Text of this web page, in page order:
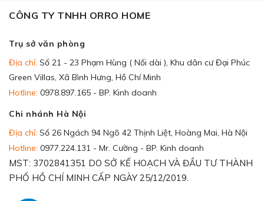
CÔNG TY TNHH ORRO HOME
Trụ sở văn phòng
Địa chỉ: Số 21 - 23 Phạm Hùng ( Nối dài ), Khu dân cư Đại Phúc
Green Villas, Xã Bình Hưng, Hồ Chí Minh
Hotline: 0978.897.165 - BP. Kinh doanh
Chi nhánh Hà Nội
Địa chỉ: Số 26 Ngách 94 Ngõ 42 Thịnh Liệt, Hoàng Mai, Hà Nội
Hotline: 0977.224.131 - Mr. Cường - BP. Kinh doanh
MST: 3702841351 DO SỞ KẾ HOẠCH VÀ ĐẦU TƯ THÀNH
PHỐ HỒ CHÍ MINH CẤP NGÀY 25/12/2019.